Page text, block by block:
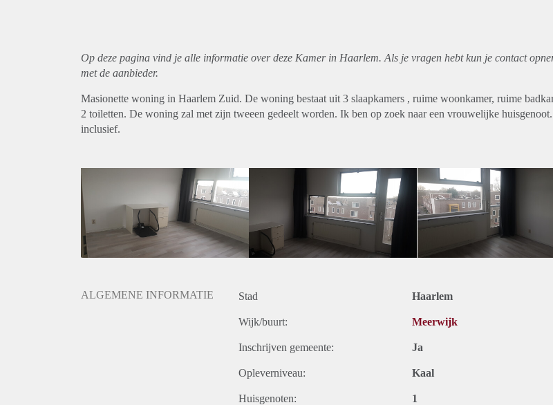
Op deze pagina vind je alle informatie over deze Kamer in Haarlem. Als je vragen hebt kun je contact
met de aanbieder.
Masionette woning in Haarlem Zuid. De woning bestaat uit 3 slaapkamers , ruime woonkamer, ruime
2 toiletten. De woning zal met zijn tweeen gedeelt worden. Ik ben op zoek naar een vrouwelijke
inclusief.
ALGEMENE INFORMATIE Stad Haarlem
Wijk/buurt: Meerwijk
Inschrijven gemeente: Ja
Opleverniveau: Kaal
Huisgenoten: 1